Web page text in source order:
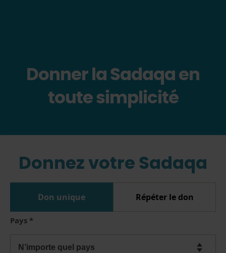
Donner la Sadaqa en
toute simplicité
Donnez votre Sadaqa
Don unique Répéter le don
Pays *